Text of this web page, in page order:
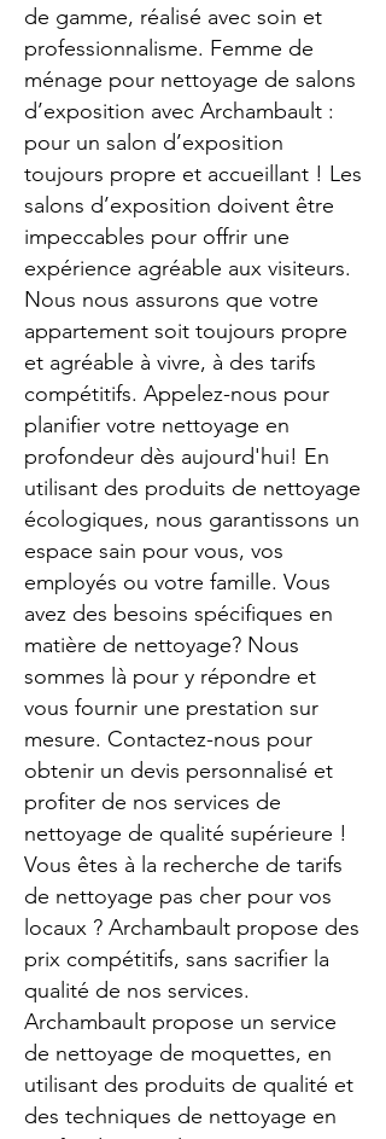
de gamme, réalisé avec soin et
professionnalisme. Femme de
ménage pour nettoyage de salons
d’exposition avec Archambault :
pour un salon d’exposition
toujours propre et accueillant ! Les
salons d’exposition doivent être
impeccables pour offrir une
expérience agréable aux visiteurs.
Nous nous assurons que votre
appartement soit toujours propre
et agréable à vivre, à des tarifs
compétitifs. Appelez-nous pour
planifier votre nettoyage en
profondeur dès aujourd'hui! En
utilisant des produits de nettoyage
écologiques, nous garantissons un
espace sain pour vous, vos
employés ou votre famille. Vous
avez des besoins spécifiques en
matière de nettoyage? Nous
sommes là pour y répondre et
vous fournir une prestation sur
mesure. Contactez-nous pour
obtenir un devis personnalisé et
profiter de nos services de
nettoyage de qualité supérieure !
Vous êtes à la recherche de tarifs
de nettoyage pas cher pour vos
locaux ? Archambault propose des
prix compétitifs, sans sacrifier la
qualité de nos services.
Archambault propose un service
de nettoyage de moquettes, en
utilisant des produits de qualité et
des techniques de nettoyage en